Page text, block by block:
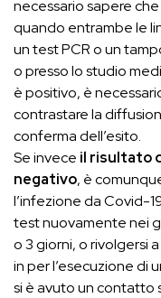
necessario sapere che
quando entrambe le
un test PCR o un
o presso lo studio
è positivo, è
contrastare la
conferma dell’esito.
Se invece il risultato
negativo, è
l’infezione da Covid-
test nuovamente nei
o 3 giorni, o rivolgersi
in per l’esecuzione di
si è avuto un contatto